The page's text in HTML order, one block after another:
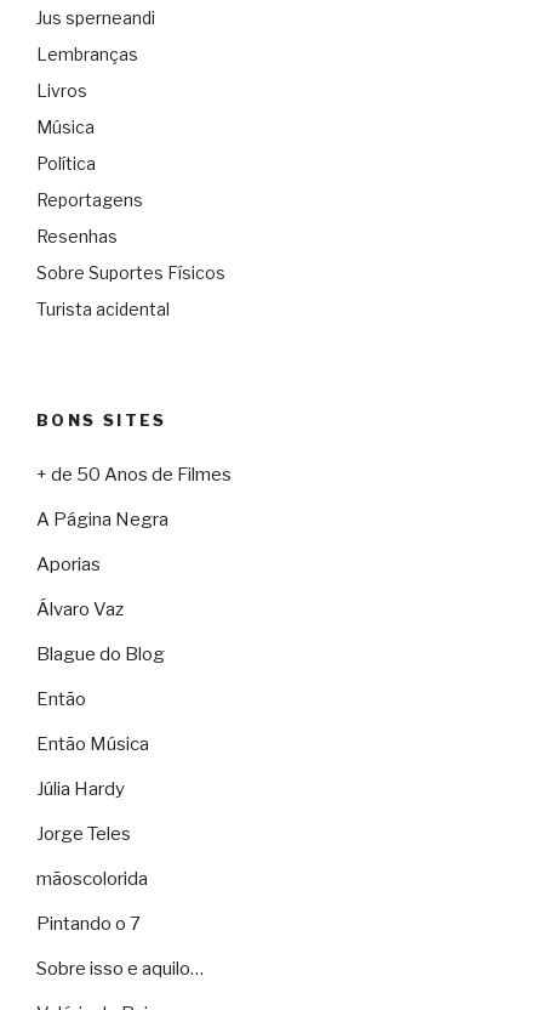
Jus sperneandi
Lembranças
Livros
Música
Política
Reportagens
Resenhas
Sobre Suportes Físicos
Turista acidental
BONS SITES
+ de 50 Anos de Filmes
A Página Negra
Aporias
Álvaro Vaz
Blague do Blog
Então
Então Música
Júlia Hardy
Jorge Teles
mãoscolorida
Pintando o 7
Sobre isso e aquilo…